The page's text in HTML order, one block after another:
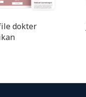
dokter